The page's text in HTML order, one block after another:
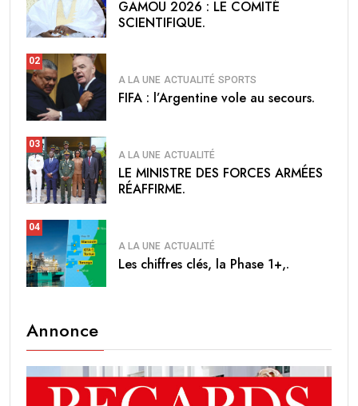
GAMOU 2026 : LE COMITÉ
SCIENTIFIQUE.
02
A LA UNE ACTUALITÉ SPORTS
FIFA : l’Argentine vole au secours.
03
A LA UNE ACTUALITÉ
LE MINISTRE DES FORCES ARMÉES
RÉAFFIRME.
04
A LA UNE ACTUALITÉ
Les chiffres clés, la Phase 1+,.
Annonce